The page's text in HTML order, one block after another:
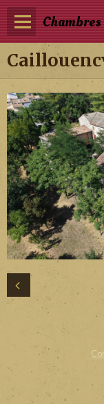
Page d'accueil
Les Chambres et Tarifs
Photos
Blog
Réservation